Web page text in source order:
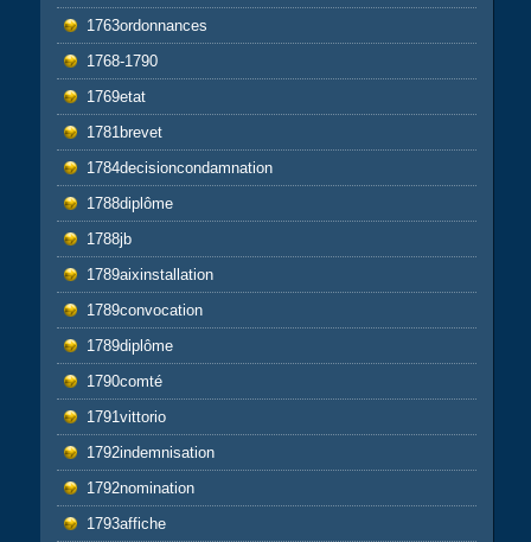
1763ordonnances
1768-1790
1769etat
1781brevet
1784decisioncondamnation
1788diplôme
1788jb
1789aixinstallation
1789convocation
1789diplôme
1790comté
1791vittorio
1792indemnisation
1792nomination
1793affiche